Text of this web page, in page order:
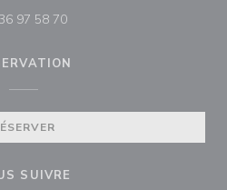
97 58 70
SUIVRE